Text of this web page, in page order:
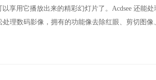
享用它播放出来的精彩幻灯片了。Acdsee 还能处
理数码影像，拥有的功能像去除红眼、剪切图像